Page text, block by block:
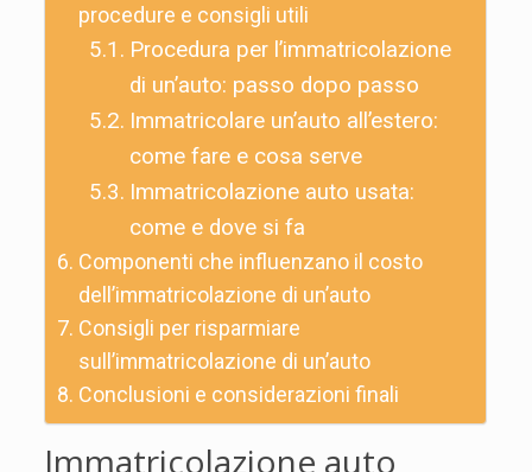
procedure e consigli utili
Procedura per l’immatricolazione
di un’auto: passo dopo passo
Immatricolare un’auto all’estero:
come fare e cosa serve
Immatricolazione auto usata:
come e dove si fa
Componenti che influenzano il costo
dell’immatricolazione di un’auto
Consigli per risparmiare
sull’immatricolazione di un’auto
Conclusioni e considerazioni finali
Immatricolazione auto